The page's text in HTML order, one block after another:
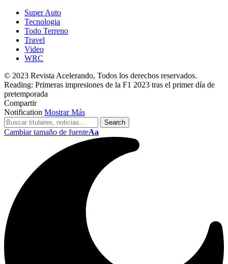
Super Auto
Tecnologia
Todo Terreno
Travel
Video
WRC
© 2023 Revista Acelerando, Todos los derechos reservados.
Reading: Primeras impresiones de la F1 2023 tras el primer día de
pretemporada
Compartir
Notification Mostrar Más
Cambiar tamaño de fuenteAa